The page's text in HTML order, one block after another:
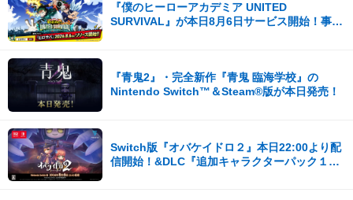
『僕のヒーローアカデミア UNITED
SURVIVAL』が本日8月6日サービス開始！事前
『青鬼2』・完全新作『青鬼 臨海学校』の
Nintendo Switch™＆Steam®版が本日発売！
Switch版『オバケイドロ２』本日22:00より配
信開始！&DLC『追加キャラクターパック１』